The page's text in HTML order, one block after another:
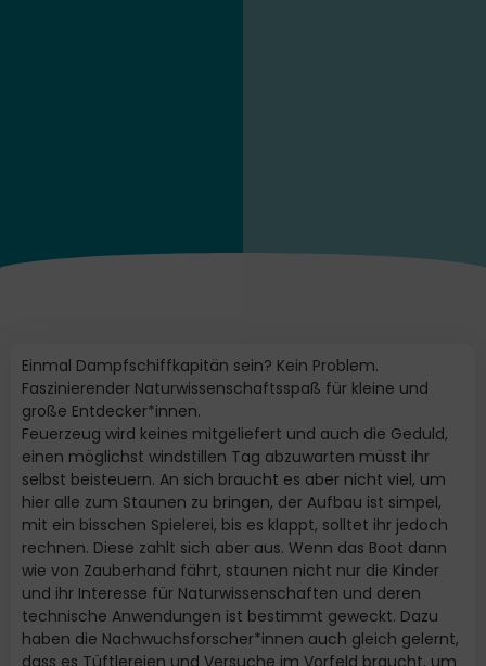
Einmal Dampfschiffkapitän sein? Kein Problem.
Faszinierender Naturwissenschaftsspaß für kleine und
große Entdecker*innen.
Feuerzeug wird keines mitgeliefert und auch die Geduld,
einen möglichst windstillen Tag abzuwarten müsst ihr
selbst beisteuern. An sich braucht es aber nicht viel, um
hier alle zum Staunen zu bringen, der Aufbau ist simpel,
mit ein bisschen Spielerei, bis es klappt, solltet ihr jedoch
rechnen. Diese zahlt sich aber aus. Wenn das Boot dann
wie von Zauberhand fährt, staunen nicht nur die Kinder
und ihr Interesse für Naturwissenschaften und deren
technische Anwendungen ist bestimmt geweckt. Dazu
haben die Nachwuchsforscher*innen auch gleich gelernt,
dass es Tüftlereien und Versuche im Vorfeld braucht, um